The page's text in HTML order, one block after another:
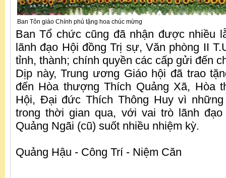
Ban Tôn giáo Chính phủ tặng hoa chúc mừng
Ban Tổ chức cũng đã nhận được nhiều
lãnh đạo Hội đồng Trị sự, Văn phòng II
tỉnh, thành; chính quyền các cấp gửi đến
Dịp này, Trung ương Giáo hội đã trao
đến Hòa thượng Thích Quảng Xã, Hòa
Hội, Đại đức Thích Thông Huy vì
trong thời gian qua, với vai trò lãnh
Quảng Ngãi (cũ) suốt nhiều nhiệm kỳ.
Quảng Hậu - Công Trí - Niệm Căn